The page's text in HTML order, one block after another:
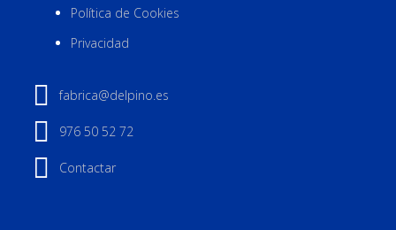
Política de Cookies
Privacidad
fabrica@delpino.es
976 50 52 72
Contactar